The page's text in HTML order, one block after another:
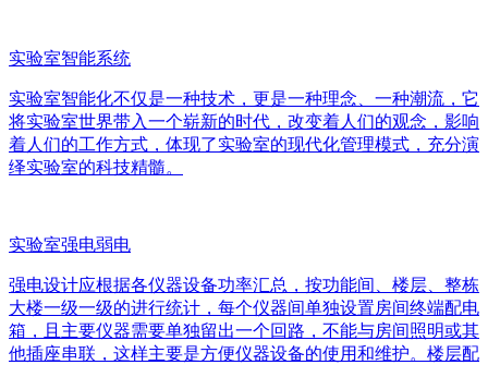
实验室智能系统
实验室智能化不仅是一种技术，更是一种理念、一种潮流，它
将实验室世界带入一个崭新的时代，改变着人们的观念，影响
着人们的工作方式，体现了实验室的现代化管理模式，充分演
绎实验室的科技精髓。
实验室强电弱电
强电设计应根据各仪器设备功率汇总，按功能间、楼层、整栋
大楼一级一级的进行统计，每个仪器间单独设置房间终端配电
箱，且主要仪器需要单独留出一个回路，不能与房间照明或其
他插座串联，这样主要是方便仪器设备的使用和维护。楼层配